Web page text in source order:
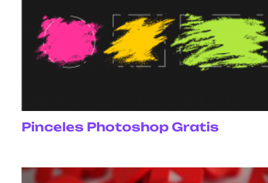
Pinceles Photoshop Gratis